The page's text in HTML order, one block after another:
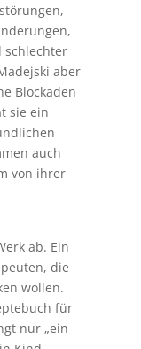
schlechter
aber
Blockaden
sie ein
auch
von ihrer
ab. Ein
die
wollen.
für
nur „ein